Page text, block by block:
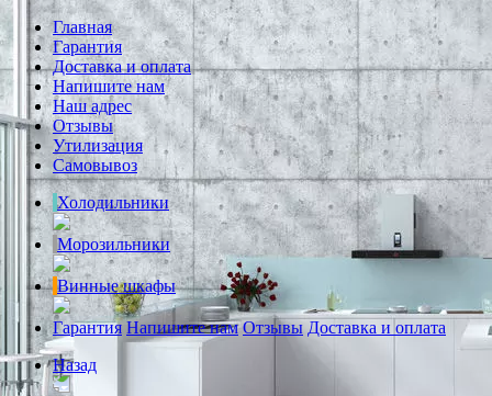
Главная
Гарантия
Доставка и оплата
Напишите нам
Наш адрес
Отзывы
Утилизация
Самовывоз
Холодильники
Морозильники
Винные шкафы
Гарантия Напишите нам Отзывы Доставка и оплата
Назад